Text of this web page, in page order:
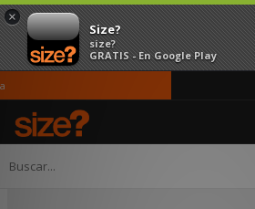
×
Size?
size?
GRATIS - En Google Play
Página principal